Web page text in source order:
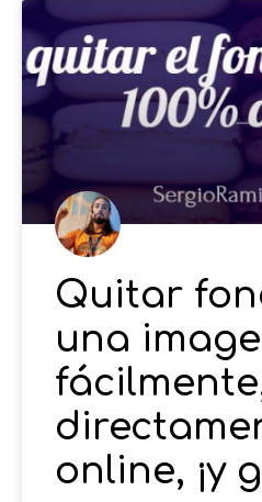
Quitar
una
online, ¡y